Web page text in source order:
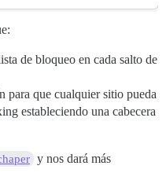
de bloqueo en cada salto de
para que cualquier sitio pueda
estableciendo una cabecera
y nos dará más